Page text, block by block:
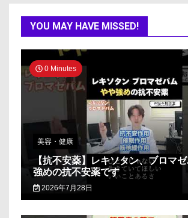
YOU MAY HAVE MISSED!
0 Minutes
美容・健康
【抗不安薬】レキソタン、ブロマ
強めの抗不安薬です
2026年7月28日